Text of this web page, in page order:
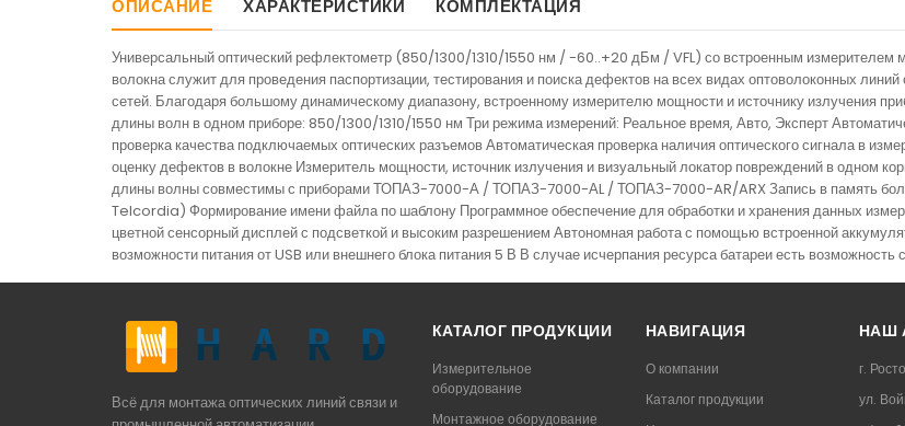
ОПИСАНИЕ ХАРАКТЕРИСТИКИ КОМПЛЕКТАЦИЯ
Универсальный оптический рефлектометр (850/1300/1310/1550 нм / -60..+20 дБм / VFL) со встроенным измерителем
волокна служит для проведения паспортизации, тестирования и поиска дефектов на всех видах оптоволоконных
сетей. Благодаря большому динамическому диапазону, встроенному измерителю мощности и источнику излучения
длины волн в одном приборе: 850/1300/1310/1550 нм Три режима измерений: Реальное время, Авто, Эксперт
проверка качества подключаемых оптических разъемов Автоматическая проверка наличия оптического сигнала в
оценку дефектов в волокне Измеритель мощности, источник излучения и визуальный локатор повреждений в одном
длины волны совместимы с приборами ТОПАЗ-7000-А / ТОПАЗ-7000-АL / ТОПАЗ-7000-AR/ARX Запись в память
Telcordia) Формирование имени файла по шаблону Программное обеспечение для обработки и хранения данных
цветной сенсорный дисплей с подсветкой и высоким разрешением Автономная работа с помощью встроенной
возможности питания от USB или внешнего блока питания 5 В В случае исчерпания ресурса батареи есть
Всё для монтажа оптических линий связи и
КАТАЛОГ ПРОДУКЦИИ
Измерительное
оборудование
Монтажное оборудование
НАВИГАЦИЯ
О компании
Каталог продукции
НАШ
г.
ул.